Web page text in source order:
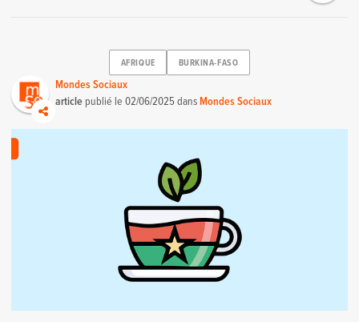
AFRIQUE BURKINA-FASO
Mondes Sociaux
article publié le02/06/2025dansMondes Sociaux